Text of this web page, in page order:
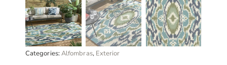
Categories:Alfombras, Exterior